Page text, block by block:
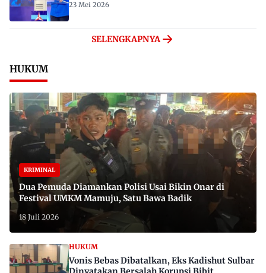
23 Mei 2026
SELENGKAPNYA
HUKUM
KRIMINAL
Dua Pemuda Diamankan Polisi Usai Bikin Onar di
Festival UMKM Mamuju, Satu Bawa Badik
18 Juli 2026
HUKUM
Vonis Bebas Dibatalkan, Eks Kadishut Sulbar